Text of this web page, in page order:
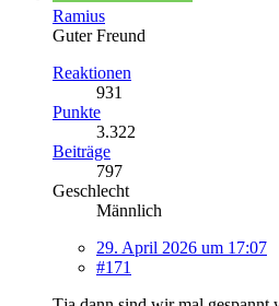
Ramius
Guter Freund
Reaktionen
931
Punkte
3.322
Beiträge
797
Geschlecht
Männlich
29. April 2026 um 17:07
#171